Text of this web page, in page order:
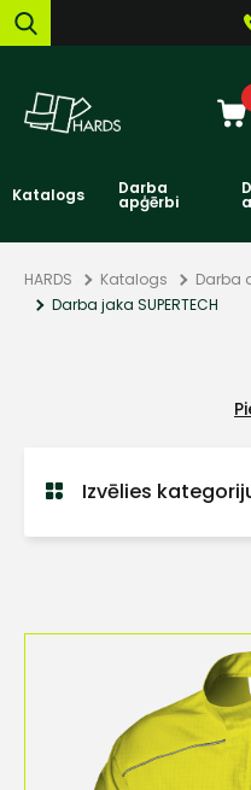
Katalogs Darba
apģērbi
HARDS Katalogs Darba
Darba jaka SUPERTECH
Izvēlies